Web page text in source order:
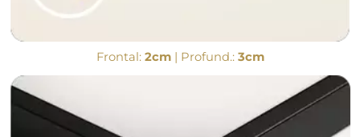
Frontal: 2cm| Profund.: 3cm